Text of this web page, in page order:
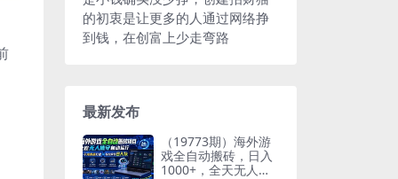
的初衷是让更多的人通过网络挣
到钱，在创富上少走弯路
最新发布
（19773期）海外游
戏全自动搬砖，日入
1000+，全天无人值